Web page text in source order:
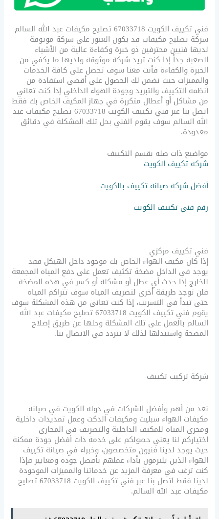
فني تكييف الكويت 67033718 تصليح مكيفات عبد الله السالم
شركة تصليح مكيفات قد يكون العثور على شركة موثوقة
لديها فنيين محترفين ذو خبرة وكفاءة عالية من الأشياء
الصعبة جداً إذا كنت تريد شركة موثوقة ولديها ما يكفي من
الخبرة والكفاءة فأنت معنا سوف تحصل على كافة الخدمات
والمميزات حيث نضمن لك الحصول على أقصى استفادة من
أنظمة التكييف والتبريد وجودة الهواء الداخلي إذا كنت تعاني
من مشاكل أو أعطال متكررة في جهاز المكيف الخاص بك فقط
اتصل بنا عبر فني تكييف الكويت 67033718 تصليح مكيفات عبد
الله السالم سوف يقوم الفني بحل تلك المشكلة في دقائق
معدودة.
مواضيع ذات صله بقسم التكييف
شركة تكييف الكويت
أفضل شركة صيانة تكييف بالكويت
رقم فني تكييف الكويت
فني تكييف مركزي
إذا كان مكيف الهواء الخاص بك موجود داخل الهيكل فقد
يوجد في الداخل مضخة تكثيف تعمل على دفع المياه المجمعة
للخارج إذا حدث أي عطل أو مشكلة أو كسر في هذه المضخة
فلن توجد طريقة أخرى لتصريف المياه سوف تتراكم المياه
حتى تبدأ في التسريب، إذا كنت تعاني من هذه المشكلة سوف
يقوم فني تكييف الكويت 67033718 تصليح مكيفات عبد الله
السالم بالعمل على تلك المشكلة وحلها عن طريق إصلاح
المضخة واستبدلها لذلك لا تتردد في الاتصال بنا.
شركة تركيب تكييف
نعد من أهم وأفضل الشركات في دولة الكويت في صيانة
مكيفات الهواء سبليت ومكيفات الدكت وعمل تمديدات داخلية
ومجرى المياه للمكيف الداخلية والتصريف في المجاري
اختياركم لنا يعني حصولكم على خدمة ذات أفضل جودة ممكنة
حيث يوجد لدينا فنيون متخصصون، وخبراء في صيانة تكييف
الهواء الذين يلتزمون بأداء عملهم بأفضل جودة ومعايير فإذا
كنت ترغب في معرفة المزيد عن خدماتنا والمميزات الموجودة
لدينا فقط اتصل بنا عبر فني تكييف الكويت 67033718 تصليح
مكيفات عبد الله السالم.